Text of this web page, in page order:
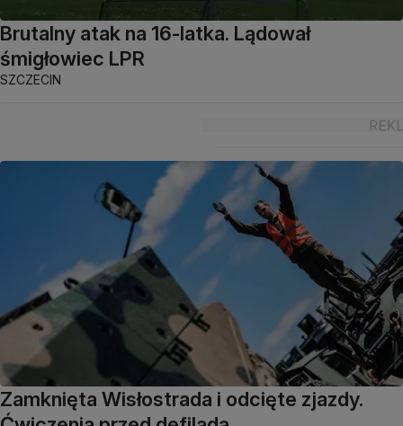
Brutalny atak na 16-latka. Lądował
śmigłowiec LPR
SZCZECIN
Zamknięta Wisłostrada i odcięte zjazdy.